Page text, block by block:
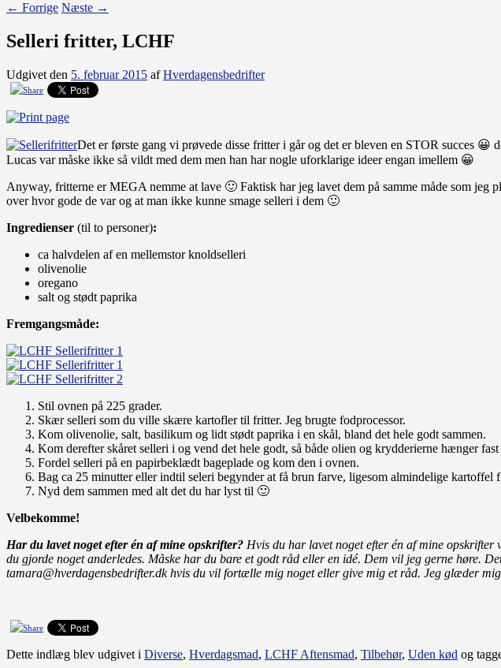
← Forrige Næste →
Selleri fritter, LCHF
Udgivet den 5. februar 2015 afHverdagensbedrifter
Det er første gang vi prøvede disse fritter i går og det er bleven en STOR succes 😀
Lucas var måske ikke så vildt med dem men han har nogle uforklarige ideer engan imellem 😀
Anyway, fritterne er MEGA nemme at lave 🙂 Faktisk har jeg lavet dem på samme måde som
over hvor gode de var og at man ikke kunne smage selleri i dem 🙂
Ingredienser (til to personer):
ca halvdelen af en mellemstor knoldselleri
olivenolie
oregano
salt og stødt paprika
Fremgangsmåde:
Stil ovnen på 225 grader.
Skær selleri som du ville skære kartofler til fritter. Jeg brugte fodprocessor.
Kom olivenolie, salt, basilikum og lidt stødt paprika i en skål, bland det hele godt sammen.
Kom derefter skåret selleri i og vend det hele godt, så både olien og krydderierne hænger
Fordel selleri på en papirbeklædt bageplade og kom den i ovnen.
Bag ca 25 minutter eller indtil seleri begynder at få brun farve, ligesom almindelige kartoffel
Nyd dem sammen med alt det du har lyst til 🙂
Velbekomme!
Har du lavet noget efter én af mine opskrifter? Hvis du har lavet noget efter én af mine
du gjorde noget anderledes. Måske har du bare et godt råd eller en idé. Dem vil jeg gerne høre.
tamara@hverdagensbedrifter.dk hvis du vil fortælle mig noget eller give mig et råd. Jeg glæder
Dette indlæg blev udgivet i Diverse, Hverdagsmad, LCHF Aftensmad, Tilbehør, Uden kød og